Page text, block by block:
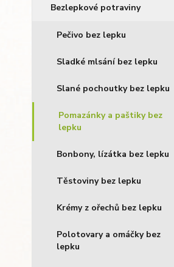
Bezlepkové potraviny
Pečivo bez lepku
Sladké mlsání bez lepku
Slané pochoutky bez lepku
Pomazánky a paštiky bez
lepku
Bonbony, lízátka bez lepku
Těstoviny bez lepku
Krémy z ořechů bez lepku
Polotovary a omáčky bez
lepku